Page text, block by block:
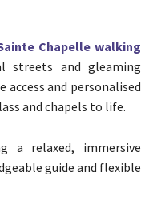
Chapelle walking
streets and gleaming
and personalised
and chapels to life.
a relaxed, immersive
guide and flexible